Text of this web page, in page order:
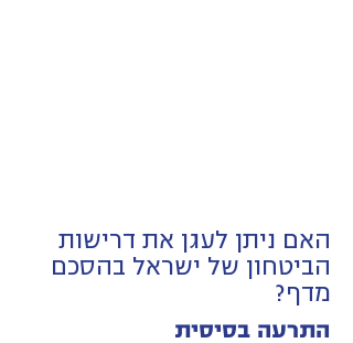
האם ניתן לעגן את דרישות
הביטחון של ישראל בהסכם
מדף?
התרעה‏ בסיסית